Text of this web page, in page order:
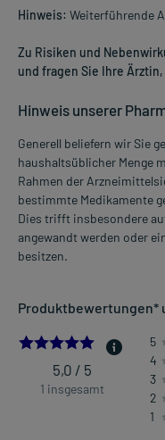
Hinweis: Weiterführende
Zu Risiken und
und fragen Sie Ihre
Hinweis unserer
Generell beliefern wir Sie
haushaltsüblicher Menge
Rahmen der
bestimmte Medikamente
Dies trifft insbesondere
angewandt werden oder
besitzen.
Produktbewertungen*
5.0
5,0 / 5
1 insgesamt
5
4
3
2
1